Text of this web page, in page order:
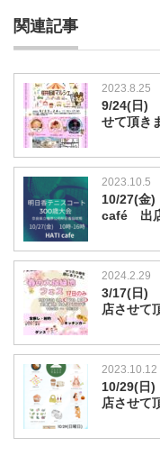
関連記事
2023.8.25
9/24(日)
せて頂き
2023.10.5
10/27(金
café 出店
2024.2.29
3/17(日)
店させて
2023.10.12
10/29(日
店させて